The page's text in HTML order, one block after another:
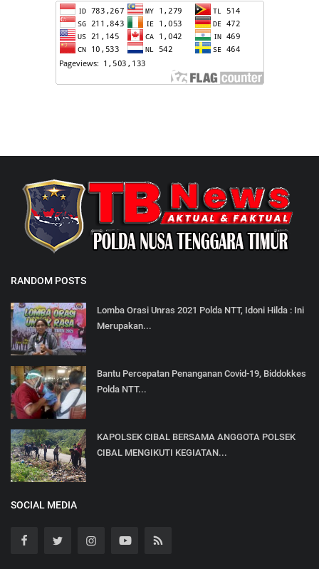
RANDOM POSTS
Lomba Orasi Unras 2021 Polda NTT, Idoni Hilda : Ini
Merupakan...
Bantu Percepatan Penanganan Covid-19, Biddokkes
Polda NTT...
KAPOLSEK CIBAL BERSAMA ANGGOTA POLSEK
CIBAL MENGIKUTI KEGIATAN...
SOCIAL MEDIA